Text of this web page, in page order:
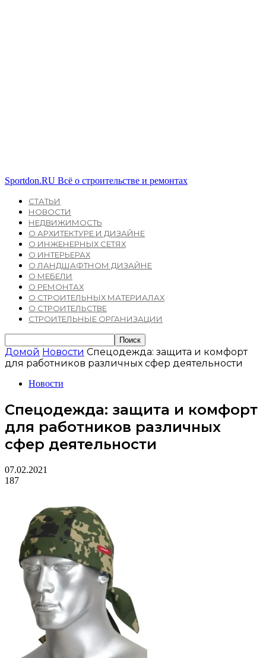
Sportdon.RU Всё о строительстве и ремонтах
СТАТЬИ
НОВОСТИ
НЕДВИЖИМОСТЬ
О АРХИТЕКТУРЕ И ДИЗАЙНЕ
О ИНЖЕНЕРНЫХ СЕТЯХ
О ИНТЕРЬЕРАХ
О ЛАНДШАФТНОМ ДИЗАЙНЕ
О МЕБЕЛИ
О РЕМОНТАХ
О СТРОИТЕЛЬНЫХ МАТЕРИАЛАХ
О СТРОИТЕЛЬСТВЕ
СТРОИТЕЛЬНЫЕ ОРГАНИЗАЦИИ
Домой Новости Спецодежда: защита и комфорт
для работников различных сфер деятельности
Новости
Спецодежда: защита и комфорт
для работников различных
сфер деятельности
07.02.2021
187